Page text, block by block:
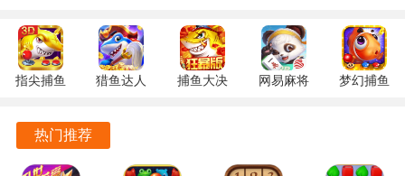
指尖捕鱼
安卓版
猎鱼达人
卓版
捕鱼大决
网易麻将
梦幻捕鱼
热门推荐